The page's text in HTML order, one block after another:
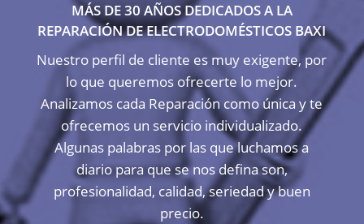
MÁS DE 30 AÑOS DEDICADOS A LA
REPARACIÓN DE ELECTRODOMÉSTICOS BAXI
Nuestro perfil de cliente es muy exigente, por
lo que queremos ofrecerte lo mejor.
Analizamos cada Reparación como única y te
ofrecemos un servicio individualizado.
Algunas palabras por las que luchamos a
diario para que se nos defina son,
profesionalidad, calidad, seriedad y buen
precio.